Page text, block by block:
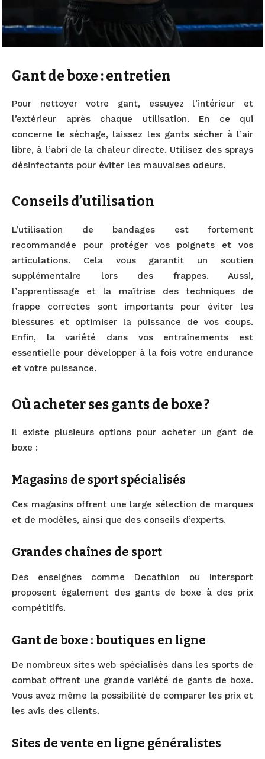
Gant de boxe : entretien
Pour nettoyer votre gant, essuyez l’intérieur et
l’extérieur après chaque utilisation. En ce qui
concerne le séchage, laissez les gants sécher à l’air
libre, à l’abri de la chaleur directe. Utilisez des sprays
désinfectants pour éviter les mauvaises odeurs.
Conseils d’utilisation
L’utilisation de bandages est fortement
recommandée pour protéger vos poignets et vos
articulations. Cela vous garantit un soutien
supplémentaire lors des frappes. Aussi,
l’apprentissage et la maîtrise des techniques de
frappe correctes sont importants pour éviter les
blessures et optimiser la puissance de vos coups.
Enfin, la variété dans vos entraînements est
essentielle pour développer à la fois votre endurance
et votre puissance.
Où acheter ses gants de boxe ?
Il existe plusieurs options pour acheter un gant de
boxe :
Magasins de sport spécialisés
Ces magasins offrent une large sélection de marques
et de modèles, ainsi que des conseils d’experts.
Grandes chaînes de sport
Des enseignes comme Decathlon ou Intersport
proposent également des gants de boxe à des prix
compétitifs.
Gant de boxe : boutiques en ligne
De nombreux sites web spécialisés dans les sports de
combat offrent une grande variété de gants de boxe.
Vous avez même la possibilité de comparer les prix et
les avis des clients.
Sites de vente en ligne généralistes